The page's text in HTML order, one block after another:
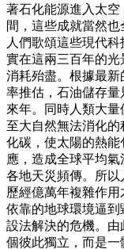
著石化能源進入太
間，這些成就當然
人們歌頌這些現代
實在這兩三百年的
消耗殆盡。根據最
率推估，石油儲存
來年。同時人類大
至大自然無法消化
化碳，使太陽的熱
應，造成全球平均氣
各地天災頻傳。所
歷經億萬年複雜作
依靠的地球環境逼
設法解決的危機。
個彼此獨立，而是